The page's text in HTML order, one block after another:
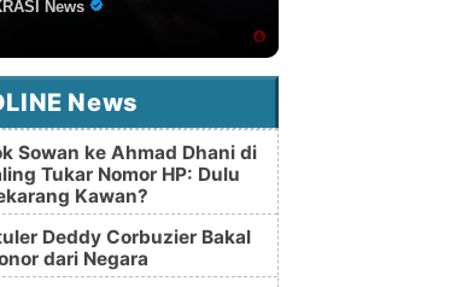
News
News
Sowan ke Ahmad Dhani di
Tukar Nomor HP: Dulu
Kawan?
Deddy Corbuzier Bakal
dari Negara